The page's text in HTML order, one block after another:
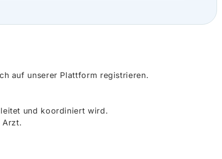
auf unserer Plattform registrieren.
und koordiniert wird.
Arzt.